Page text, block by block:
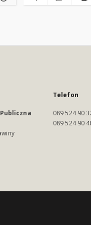
Telefon
089 524 90
089 524 90